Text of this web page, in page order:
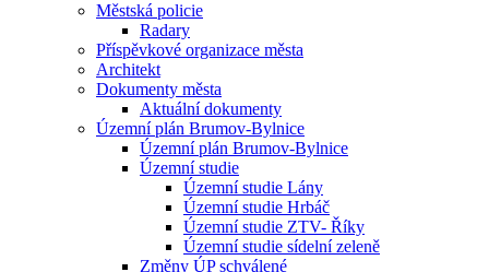
Městská policie
Radary
Příspěvkové organizace města
Architekt
Dokumenty města
Aktuální dokumenty
Územní plán Brumov-Bylnice
Územní plán Brumov-Bylnice
Územní studie
Územní studie Lány
Územní studie Hrbáč
Územní studie ZTV- Říky
Územní studie sídelní zeleně
Změny ÚP schválené